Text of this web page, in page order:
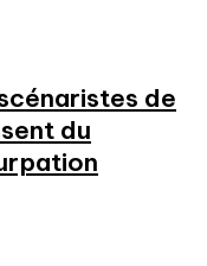
de
du